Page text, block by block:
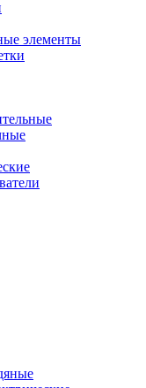
элементы